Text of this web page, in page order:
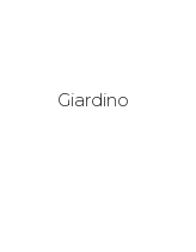
Giardino